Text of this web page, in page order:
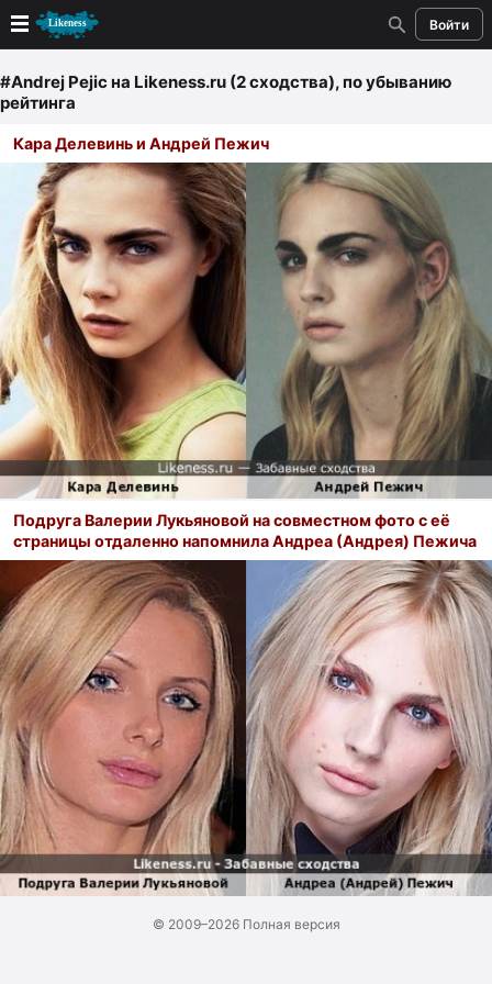
Войти
Новые
Лучшие
Голосование
Кандидаты
Случайное сходство 👍
Создать сходство
Для публикации необходима авторизация
Поиск
#Andrej Pejicна Likeness.ru (2 сходства), по убыванию
рейтинга
Кара Делевинь и Андрей Пежич
Подруга Валерии Лукьяновой на совместном фото с её
страницы отдаленно напомнила Андреа (Андрея) Пежича
© 2009–2026 Полная версия